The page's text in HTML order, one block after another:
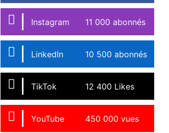
Instagram 11 000 abonnés
LinkedIn 10 500 abonnés
TikTok 12 400 Likes
YouTube 450 000 vues